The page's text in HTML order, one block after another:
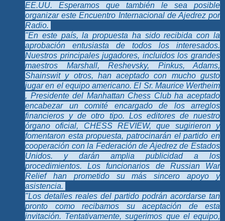
EE.UU. Esperamos que también le sea posible
organizar este Encuentro Internacional de Ajedrez por
Radio.
"En este país, la propuesta ha sido recibida con la
aprobación entusiasta de todos los interesados.
Nuestros principales jugadores, incluidos los grandes
maestros Marshall, Reshevsky, Pinkus, Adams,
Shainswit y otros, han aceptado con mucho gusto
jugar en el equipo americano. El Sr. Maurice Wertheim
, Presidente del Manhattan Chess Club ha aceptado
encabezar un comité encargado de los arreglos
financieros y de otro tipo. Los editores de nuestro
órgano oficial, CHESS REVIEW, que sugirieron y
fomentaron esta propuesta, patrocinarán el partido en
cooperación con la Federación de Ajedrez de Estados
Unidos. y darán amplia publicidad a los
procedimientos. Los funcionarios de Russian War
Relief han prometido su más sincero apoyo y
asistencia.
"Los detalles reales del partido podrán acordarse tan
pronto como recibamos su aceptación de esta
invitación. Tentativamente, sugerimos que el equipo,